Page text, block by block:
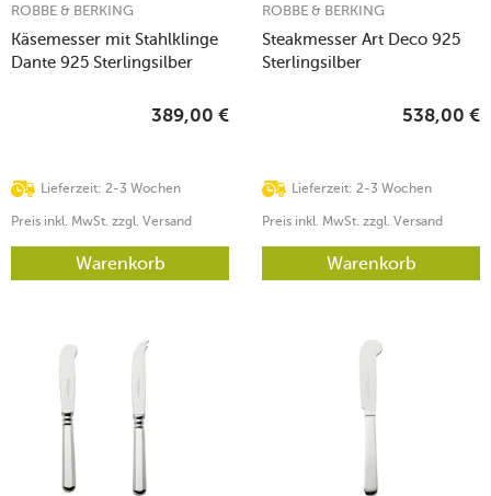
Käsemesser mit Stahlklinge
Dante 925 Sterlingsilber
ROBBE & BERKING
Lieferzeit: 2-3 Wochen
389,00 €
Preis inkl. MwSt. zzgl. Versand
Warenkorb
Steakmesser Art Deco 925
Sterlingsilber
ROBBE & BERKING
Lieferzeit: 2-3 Wochen
538,00 €
Preis inkl. MwSt. zzgl. Versand
Warenkorb